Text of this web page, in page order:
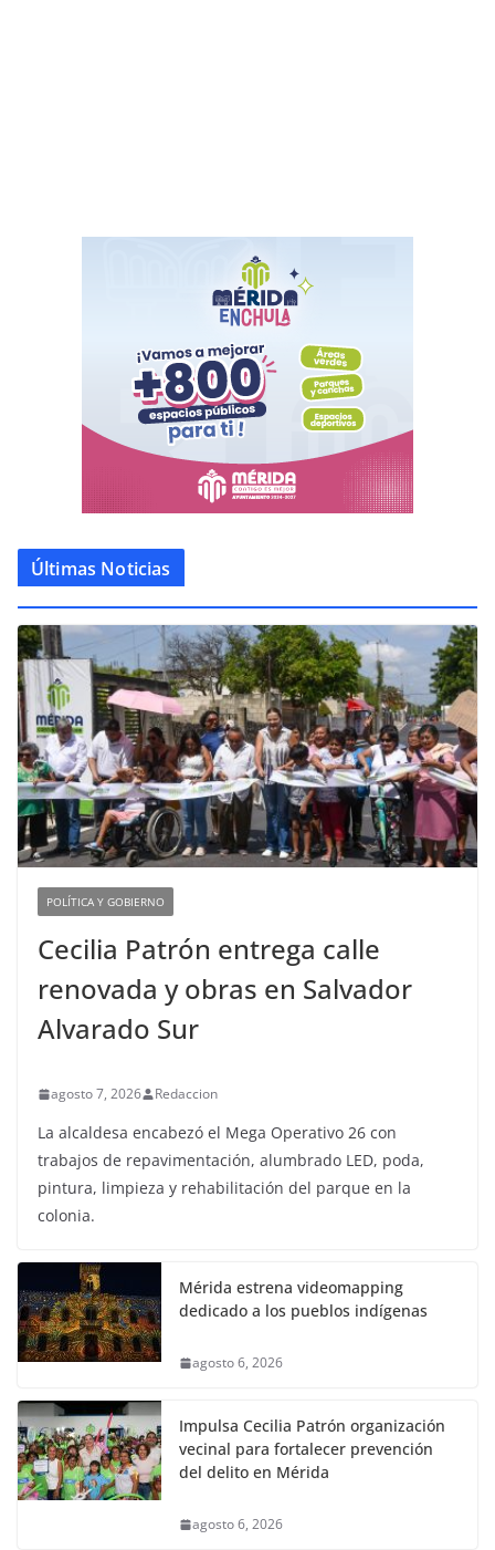
Últimas Noticias
POLÍTICA Y GOBIERNO
Cecilia Patrón entrega calle
renovada y obras en Salvador
Alvarado Sur
agosto 7, 2026 Redaccion
La alcaldesa encabezó el Mega Operativo 26 con
trabajos de repavimentación, alumbrado LED, poda,
pintura, limpieza y rehabilitación del parque en la
colonia.
Mérida estrena videomapping
dedicado a los pueblos indígenas
agosto 6, 2026
Impulsa Cecilia Patrón organización
vecinal para fortalecer prevención
del delito en Mérida
agosto 6, 2026